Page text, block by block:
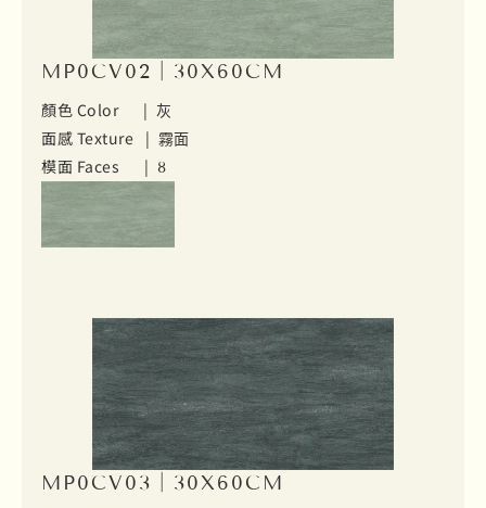
MP0CV02｜30X60CM
顏色 Color | 灰
面感 Texture | 霧面
模面 Faces | 8
MP0CV03｜30X60CM